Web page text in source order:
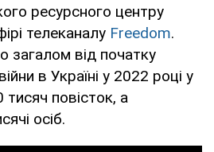
ресурсного центру
телеканалу Freedom.
загалом від початку
в Україні у 2022 році у
повісток, а
осіб.